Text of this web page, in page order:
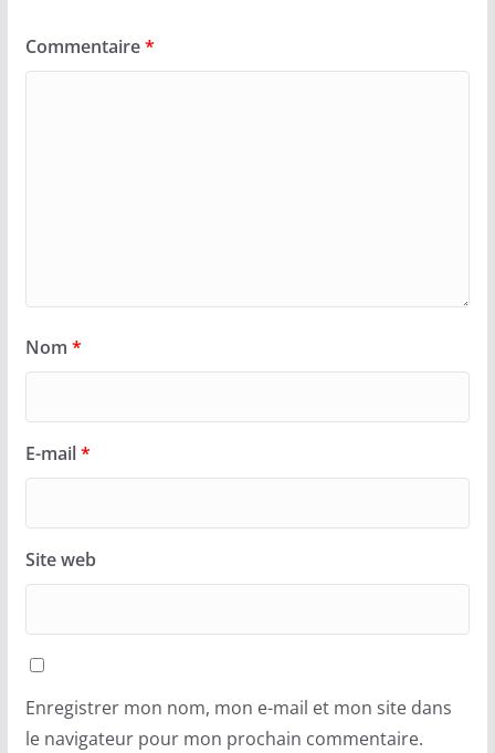
Commentaire*
Nom *
E-mail*
Site web
Enregistrer mon nom, mon e-mail et mon site dans
le navigateur pour mon prochain commentaire.